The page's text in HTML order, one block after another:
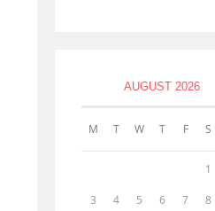
AUGUST 2026
M T W T F S
1
3 4 5 6 7 8